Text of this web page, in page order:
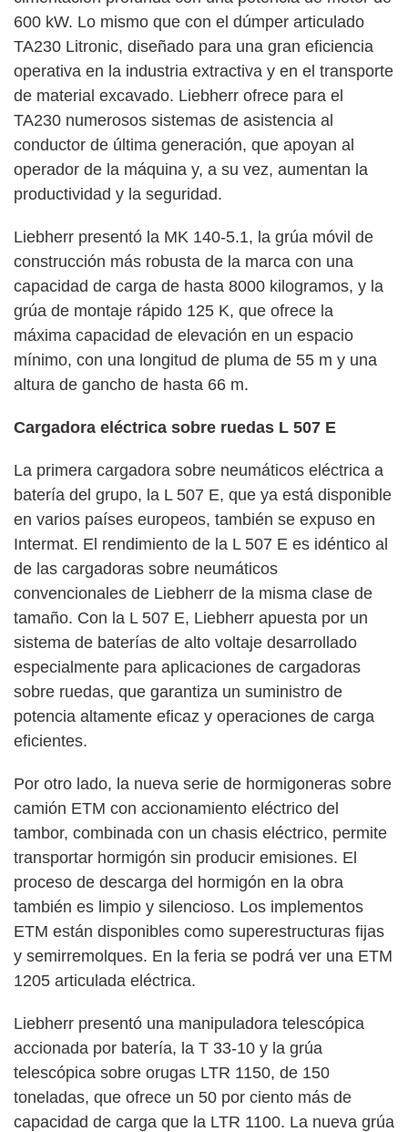
600 kW. Lo mismo que con el dúmper articulado
TA230 Litronic, diseñado para una gran eficiencia
operativa en la industria extractiva y en el transporte
de material excavado. Liebherr ofrece para el
TA230 numerosos sistemas de asistencia al
conductor de última generación, que apoyan al
operador de la máquina y, a su vez, aumentan la
productividad y la seguridad.
Liebherr presentó la MK 140-5.1, la grúa móvil de
construcción más robusta de la marca con una
capacidad de carga de hasta 8000 kilogramos, y la
grúa de montaje rápido 125 K, que ofrece la
máxima capacidad de elevación en un espacio
mínimo, con una longitud de pluma de 55 m y una
altura de gancho de hasta 66 m.
Cargadora eléctrica sobre ruedas L 507 E
La primera cargadora sobre neumáticos eléctrica a
batería del grupo, la L 507 E, que ya está disponible
en varios países europeos, también se expuso en
Intermat. El rendimiento de la L 507 E es idéntico al
de las cargadoras sobre neumáticos
convencionales de Liebherr de la misma clase de
tamaño. Con la L 507 E, Liebherr apuesta por un
sistema de baterías de alto voltaje desarrollado
especialmente para aplicaciones de cargadoras
sobre ruedas, que garantiza un suministro de
potencia altamente eficaz y operaciones de carga
eficientes.
Por otro lado, la nueva serie de hormigoneras sobre
camión ETM con accionamiento eléctrico del
tambor, combinada con un chasis eléctrico, permite
transportar hormigón sin producir emisiones. El
proceso de descarga del hormigón en la obra
también es limpio y silencioso. Los implementos
ETM están disponibles como superestructuras fijas
y semirremolques. En la feria se podrá ver una ETM
1205 articulada eléctrica.
Liebherr presentó una manipuladora telescópica
accionada por batería, la T 33-10 y la grúa
telescópica sobre orugas LTR 1150, de 150
toneladas, que ofrece un 50 por ciento más de
capacidad de carga que la LTR 1100. La nueva grúa